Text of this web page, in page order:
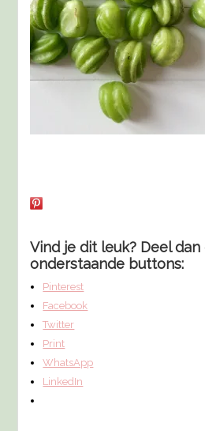
Vind je dit leuk? Deel
onderstaande buttons:
Pinterest
Facebook
Twitter
Print
WhatsApp
LinkedIn